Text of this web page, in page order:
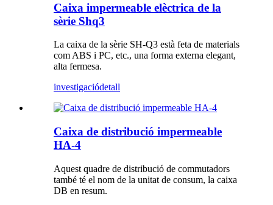
Caixa impermeable elèctrica de la
sèrie Shq3
La caixa de la sèrie SH-Q3 està feta de materials
com ABS i PC, etc., una forma externa elegant,
alta fermesa.
investigaciódetall
Caixa de distribució impermeable
HA-4
Aquest quadre de distribució de commutadors
també té el nom de la unitat de consum, la caixa
DB en resum.